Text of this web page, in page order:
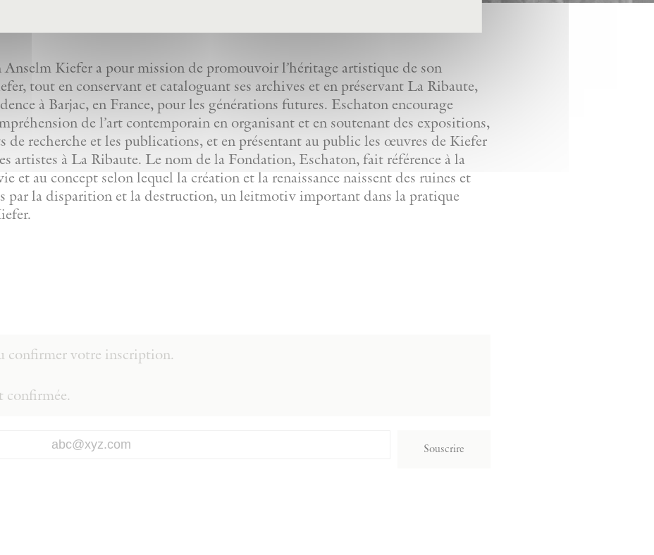
Kiefer a pour mission de promouvoir l’héritage artistique de son
tout en conservant et cataloguant ses archives et en préservant La Ribaute,
à Barjac, en France, pour les générations futures. Eschaton encourage
de l’art contemporain en organisant et en soutenant des expositions,
de recherche et les publications, et en présentant au public les œuvres de Kiefer
artistes à La Ribaute. Le nom de la Fondation, Eschaton, fait référence à la
et au concept selon lequel la création et la renaissance naissent des ruines et
par la disparition et la destruction, un leitmotiv important dans la pratique
confirmer votre inscription.
confirmée.
Souscrire